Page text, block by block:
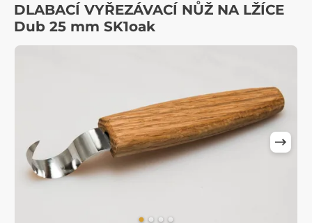
DLABACÍ VYŘEZÁVACÍ NŮŽ NA LŽÍCE
Dub 25 mm SK1oak